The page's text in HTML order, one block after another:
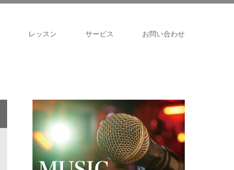
レッスン サービス お問い合わせ